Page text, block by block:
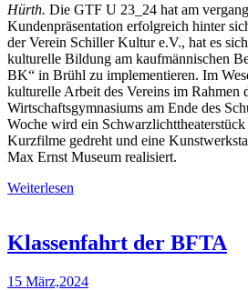
Hürth. Die GTF U 23_24 hat am
Kundenpräsentation erfolgreich hinter
der Verein Schiller Kultur e.V., hat es
kulturelle Bildung am kaufmännischen
BK“ in Brühl zu implementieren. Im
kulturelle Arbeit des Vereins im Rahmen
Wirtschaftsgymnasiums am Ende des
Woche wird ein
Kurzfilme gedreht und eine
Max Ernst Museum realisiert.
Weiterlesen
Klassenfahrt der BFTA
15 März,2024